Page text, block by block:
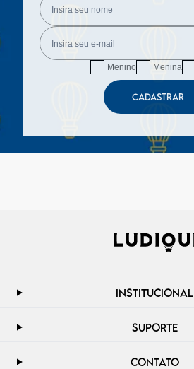
Menino Menina
CADASTRAR
INSTITUCIONAL
SUPORTE
CONTATO